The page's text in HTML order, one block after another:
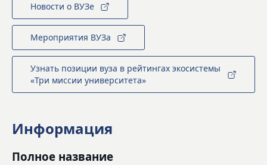
Новости о ВУЗе
Мероприятия ВУЗа
Узнать позиции вуза в рейтингах экосистемы
«Три миссии университета»
Информация
Полное название